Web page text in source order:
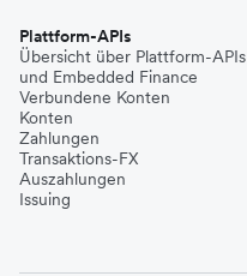
Plattform-APIs
Übersicht über Plattform-APIs
und Embedded Finance
Verbundene Konten
Konten
Zahlungen
Transaktions-FX
Auszahlungen
Issuing